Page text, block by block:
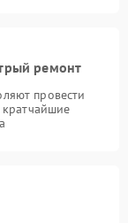
ремонт
провести
кратчайшие